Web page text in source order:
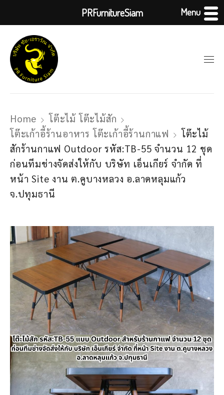
Home
โต๊ะไม้ โต๊ะไม้สัก
โต๊ะเก้าอี้ร้านอาหาร โต๊ะเก้าอี้ร้านกาแฟ
โต๊ะไม้
สักร้านกาแฟ Outdoor รหัส:TB-55 จำนวน 12 ชุด
ก่อนทีมช่างจัดส่งให้กับ บริษัท เอ็นเกียร์ จำกัด ที่
หน้า Site งาน ต.คูบางหลวง อ.ลาดหลุมแก้ว
จ.ปทุมธานี
PRFurnitureSiam Menu